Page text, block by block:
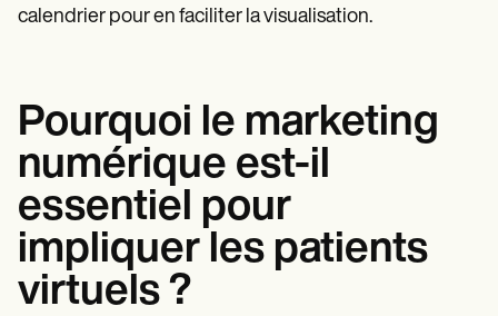
calendrier pour en faciliter la visualisation.
Pourquoi le marketing
numérique est-il
essentiel pour
impliquer les patients
virtuels ?